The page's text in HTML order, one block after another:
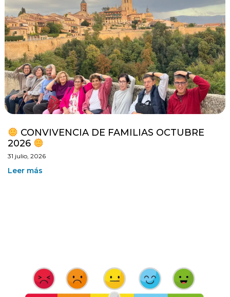
CONVIVENCIA DE FAMILIAS OCTUBRE
2026
31 julio, 2026
Leer más